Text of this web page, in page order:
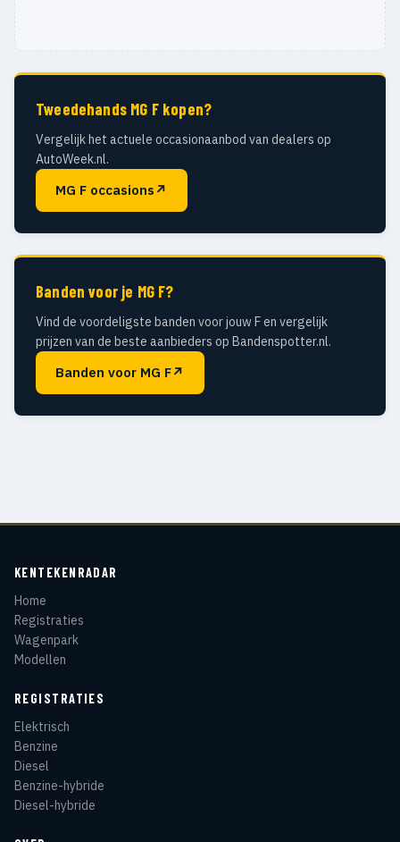
Tweedehands MG F kopen?
Vergelijk het actuele occasionaanbod van dealers op
AutoWeek.nl.
MG F occasions ↗
Banden voor je MG F?
Vind de voordeligste banden voor jouw F en vergelijk
prijzen van de beste aanbieders op Bandenspotter.nl.
Banden voor MG F↗
KENTEKENRADAR
Home
Registraties
Wagenpark
Modellen
REGISTRATIES
Elektrisch
Benzine
Diesel
Benzine-hybride
Diesel-hybride